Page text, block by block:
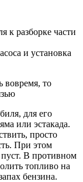
к разборке части
и установка
вовремя, то
для его
или эстакада.
просто
При этом
В противном
топливо на
бензина.